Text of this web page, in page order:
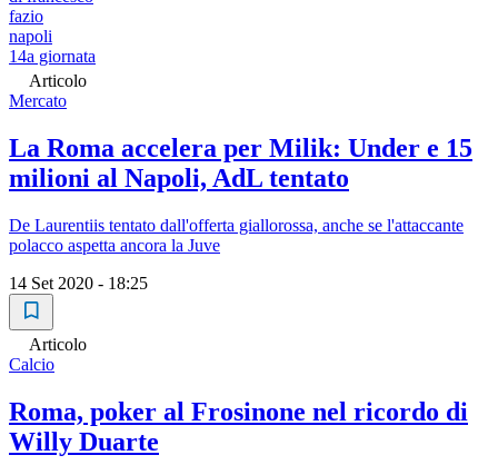
fazio
napoli
14a giornata
Articolo
Mercato
La Roma accelera per Milik: Under e 15
milioni al Napoli, AdL tentato
De Laurentiis tentato dall'offerta giallorossa, anche se l'attaccante
polacco aspetta ancora la Juve
14 Set 2020 - 18:25
Articolo
Calcio
Roma, poker al Frosinone nel ricordo di
Willy Duarte